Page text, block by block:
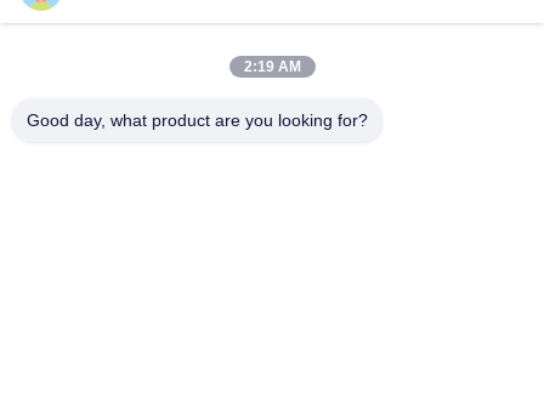
দ্রুত যোগাযোগ
2:19 AM
Good day, what product are you looking for?